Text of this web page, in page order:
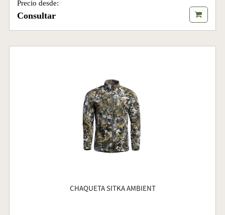
Precio desde:
Consultar
CHAQUETA SITKA AMBIENT